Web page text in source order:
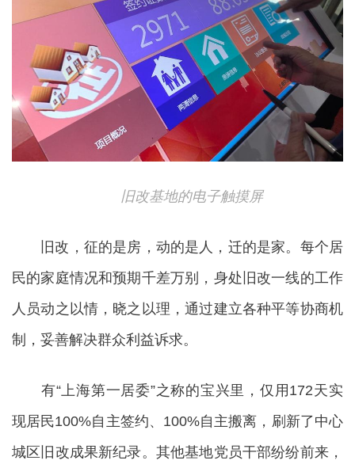
旧改基地的电子触摸屏
旧改，征的是房，动的是人，迁的是家。每个居
民的家庭情况和预期千差万别，身处旧改一线的工作
人员动之以情，晓之以理，通过建立各种平等协商机
制，妥善解决群众利益诉求。
有“上海第一居委”之称的宝兴里，仅用172天实
现居民100%自主签约、100%自主搬离，刷新了中心
城区旧改成果新纪录。其他基地党员干部纷纷前来，